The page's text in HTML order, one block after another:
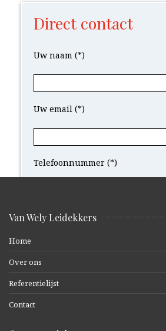
Direct contact
Uw naam (*)
Uw email (*)
Telefoonnummer (*)
Uw bericht
Gelieve
dit
[recaptcha]
Van Wely Leidekkers
Home
Over ons
Referentielijst
Contact